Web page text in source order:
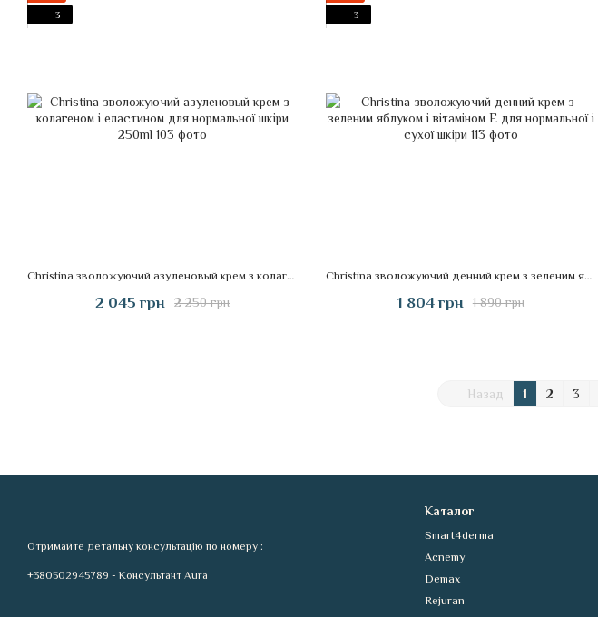
3
Christina зволожуючий азуленовый крем з колагеном і еластином для нормальної шкіри 250ml
2 250 грн
2 045 грн
3
Christina зволожуючий денний крем з зеленим яблуком і вітаміном Е для нормальної і сухої шкіри
1 890 грн
1 804 грн
Назад 1 2 3
Отримайте детальну консультацію по номеру :
+380502945789 - Консультант Aura
Каталог
Smart4derma
Acnemy
Demax
Rejuran